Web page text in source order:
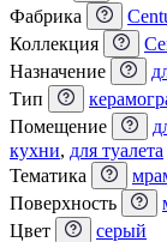
Фабрика
Коллекция
Назначение
Тип
Помещение
кухни, для туалета
Тематика
Поверхность
Цвет
серый